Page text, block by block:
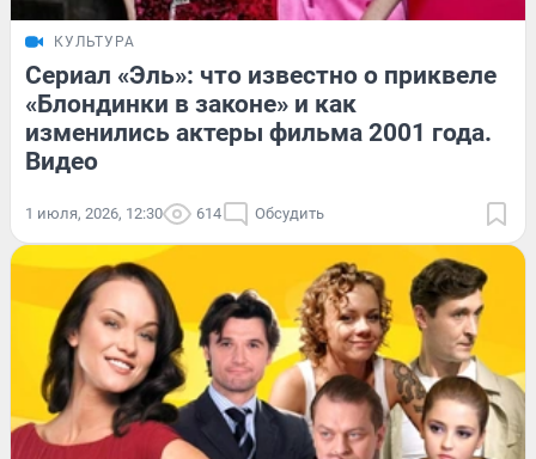
КУЛЬТУРА
Сериал «Эль»: что известно о приквеле
«Блондинки в законе» и как
изменились актеры фильма 2001 года.
Видео
1 июля, 2026, 12:30 614 Обсудить